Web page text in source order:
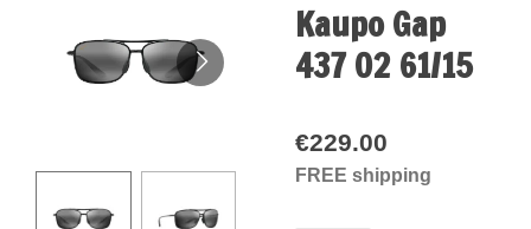
Kaupo Gap
437 02 61/15
€229.00
FREE shipping